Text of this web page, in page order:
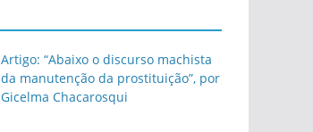
Artigo: “Abaixo o discurso machista
da manutenção da prostituição”, por
Gicelma Chacarosqui